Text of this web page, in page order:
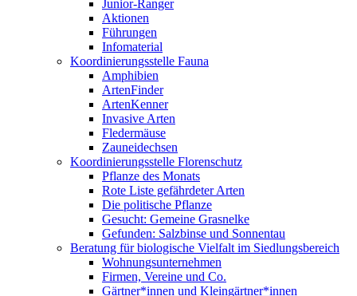
Junior-Ranger
Aktionen
Führungen
Infomaterial
Koordinierungsstelle Fauna
Amphibien
ArtenFinder
ArtenKenner
Invasive Arten
Fledermäuse
Zauneidechsen
Koordinierungsstelle Florenschutz
Pflanze des Monats
Rote Liste gefährdeter Arten
Die politische Pflanze
Gesucht: Gemeine Grasnelke
Gefunden: Salzbinse und Sonnentau
Beratung für biologische Vielfalt im Siedlungsbereich
Wohnungsunternehmen
Firmen, Vereine und Co.
Gärtner*innen und Kleingärtner*innen